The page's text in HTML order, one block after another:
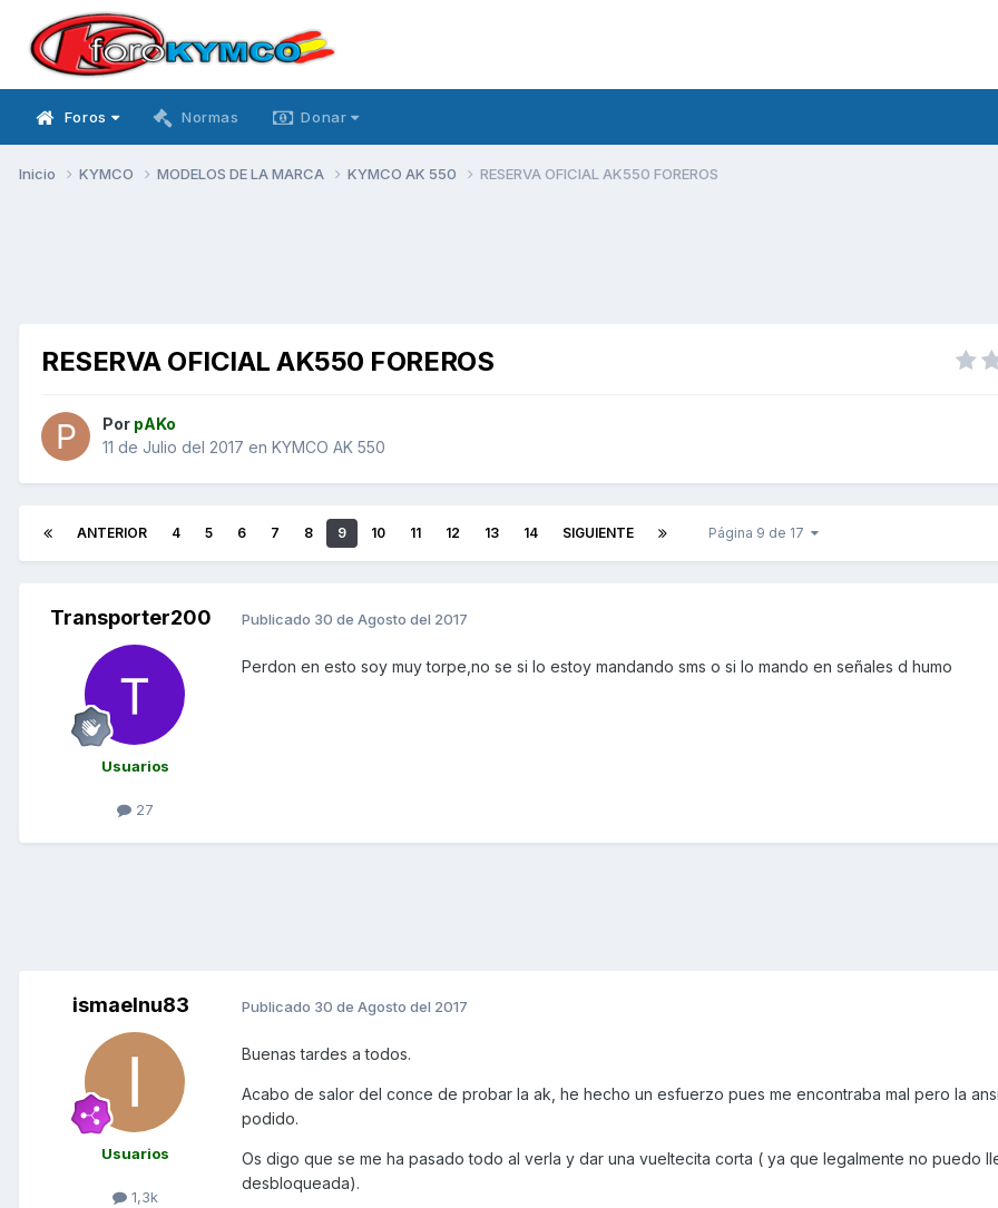
Foros Normas Donar
Inicio KYMCO MODELOS DE LA MARCA KYMCO AK 550 RESERVA OFICIAL AK550 FOREROS
RESERVA OFICIAL AK550 FOREROS
Por pAKo
11 de Julio del 2017 en KYMCO AK 550
ANTERIOR 4 5 6 7 8 9 10 11 12 13 14 SIGUIENTE Página 9 de 17
Transporter200
Usuarios
27
Publicado 30 de Agosto del 2017
Perdon en esto soy muy torpe,no se si lo estoy mandando sms o si lo mando en señales d humo
ismaelnu83
Usuarios
1,3k
Publicado 30 de Agosto del 2017
Buenas tardes a todos.
Acabo de salor del conce de probar la ak, he hecho un esfuerzo pues me encontraba mal pero la
podido.
Os digo que se me ha pasado todo al verla y dar una vueltecita corta ( ya que legalmente no puedo
desbloqueada).